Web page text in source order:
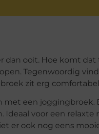
ooit. Hoe komt dat
Tegenwoordig
zit erg
een joggingbroek.
Ideaal voor een
er ook nog eens